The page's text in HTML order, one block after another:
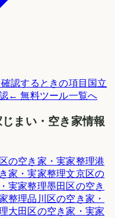
認するときの項目 国立
← 無料ツール一覧へ
まい・空き家情報
の空き家・実家整理港
家・実家整理文京区の
実家整理墨田区の空き
整理品川区の空き家・
大田区の空き家・実家